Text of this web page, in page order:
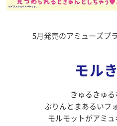
5月発売のアミューズプ
モル
きゅるきゅる
ぷりんとまあるいフ
モルモットがアミュ